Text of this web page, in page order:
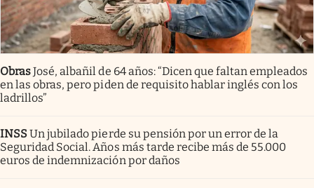
ObrasJosé, albañil de 64 años: “Dicen que faltan empleados
en las obras, pero piden de requisito hablar inglés con los
ladrillos”
INSSUn jubilado pierde su pensión por un error de la
Seguridad Social. Años más tarde recibe más de 55.000
euros de indemnización por daños